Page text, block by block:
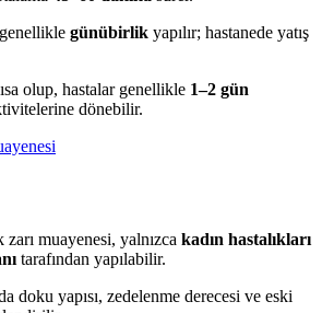
günübirlik yapılır; hastanede yatış
olup, hastalar genellikle 1–2 gün
dönebilir.
zarı muayenesi, yalnızca kadın hastalıkları
tarafından yapılabilir.
doku yapısı, zedelenme derecesi ve eski